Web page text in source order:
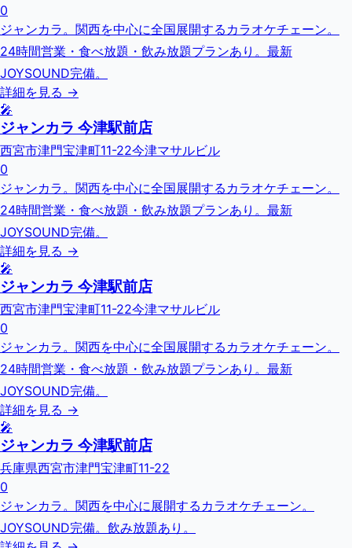
0
ジャンカラ。関西を中心に全国展開するカラオケチェーン。
24時間営業・食べ放題・飲み放題プランあり。最新
JOYSOUND完備。
詳細を見る →
🎤
ジャンカラ 今津駅前店
西宮市津門宝津町11-22今津マサルビル
0
ジャンカラ。関西を中心に全国展開するカラオケチェーン。
24時間営業・食べ放題・飲み放題プランあり。最新
JOYSOUND完備。
詳細を見る →
🎤
ジャンカラ 今津駅前店
西宮市津門宝津町11-22今津マサルビル
0
ジャンカラ。関西を中心に全国展開するカラオケチェーン。
24時間営業・食べ放題・飲み放題プランあり。最新
JOYSOUND完備。
詳細を見る →
🎤
ジャンカラ 今津駅前店
兵庫県西宮市津門宝津町11-22
0
ジャンカラ。関西を中心に展開するカラオケチェーン。
JOYSOUND完備。飲み放題あり。